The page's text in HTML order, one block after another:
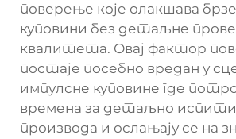
поверење које олакшава
куповини без детаљне
квалитета. Овај фактор
постаје посебно вредан у
импулсне куповине где
времена за детаљно
производа и ослањају се на